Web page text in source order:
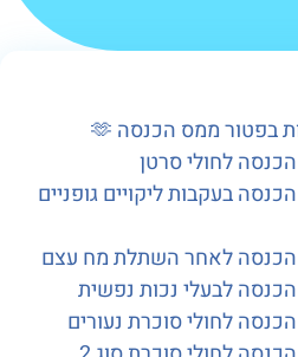
סרטן
ליקויים גופניים
לאחר השתלת מח עצם
נכות נפשית
סוכרת נעורים